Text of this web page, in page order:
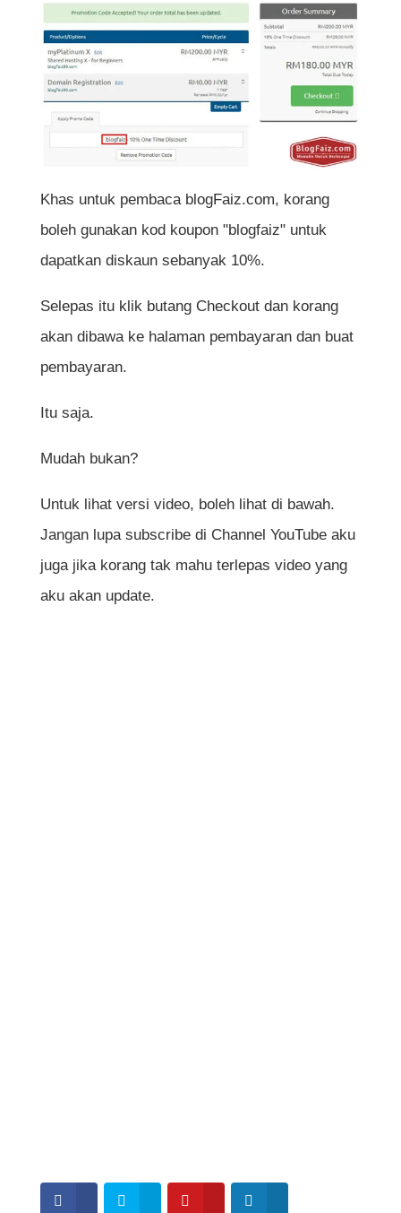
Khas untuk pembaca blogFaiz.com, korang
boleh gunakan kod koupon "blogfaiz" untuk
dapatkan diskaun sebanyak 10%.
Selepas itu klik butang Checkout dan korang
akan dibawa ke halaman pembayaran dan buat
pembayaran.
Itu saja.
Mudah bukan?
Untuk lihat versi video, boleh lihat di bawah.
Jangan lupa subscribe di Channel YouTube aku
juga jika korang tak mahu terlepas video yang
aku akan update.